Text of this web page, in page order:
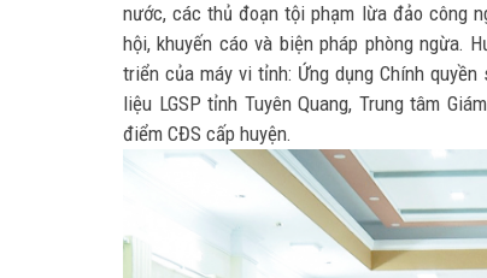
nước, các thủ đoạn tội phạm lừa đảo công
hội, khuyến cáo và biện pháp phòng ngừa.
triển của máy vi tỉnh: Ứng dụng Chính
liệu LGSP tỉnh Tuyên Quang, Trung tâm
điểm CĐS cấp huyện.